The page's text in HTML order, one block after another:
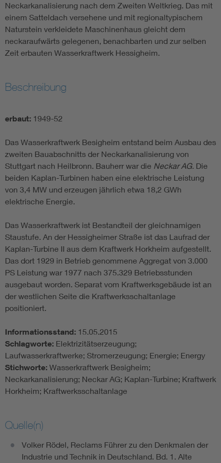
Neckarkanalisierung nach dem Zweiten Weltkrieg. Das mit
einem Satteldach versehene und mit regionaltypischem
Naturstein verkleidete Maschinenhaus gleicht dem
neckaraufwärts gelegenen, benachbarten und zur selben
Zeit erbauten Wasserkraftwerk Hessigheim.
Beschreibung
erbaut: 1949-52
Das Wasserkraftwerk Besigheim entstand beim Ausbau des
zweiten Bauabschnitts der Neckarkanalisierung von
Stuttgart nach Heilbronn. Bauherr war die Neckar AG. Die
beiden Kaplan-Turbinen haben eine elektrische Leistung
von 3,4 MW und erzeugen jährlich etwa 18,2 GWh
elektrische Energie.
Das Wasserkraftwerk ist Bestandteil der gleichnamigen
Staustufe. An der Hessigheimer Straße ist das Laufrad der
Kaplan-Turbine II aus dem Kraftwerk Horkheim aufgestellt.
Das dort 1929 in Betrieb genommene Aggregat von 3.000
PS Leistung war 1977 nach 375.329 Betriebsstunden
ausgebaut worden. Separat vom Kraftwerksgebäude ist an
der westlichen Seite die Kraftwerksschaltanlage
positioniert.
Informationsstand: 15.05.2015
Schlagworte: Elektrizitätserzeugung;
Laufwasserkraftwerke; Stromerzeugung; Energie; Energy
Stichworte: Wasserkraftwerk Besigheim;
Neckarkanalisierung; Neckar AG; Kaplan-Turbine; Kraftwerk
Horkheim; Kraftwerksschaltanlage
Quelle(n)
Volker Rödel, Reclams Führer zu den Denkmalen der
Industrie und Technik in Deutschland. Bd. 1. Alte